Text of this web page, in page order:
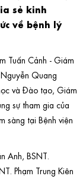
sẻ kinh
về bệnh lý
Tuấn Cảnh - Giám
Quang
và Đào tạo, Giám
sự tham gia của
sàng tại Bệnh viện
Anh, BSNT.
Phạm Trung Kiên